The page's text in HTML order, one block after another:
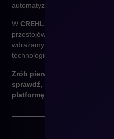
automatyzacji, bezpieczeństwu i
W CREHLER
przestojów – analizujemy
wdrażamy nowoczesne
technologię w realne źródło
Zrób pierwszy krok –
sprawdź, ile możesz zyskać,
platformę e-commerce.